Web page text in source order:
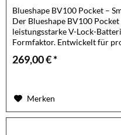
Blueshape BV100 Pocket –
Der Blueshape BV100
leistungsstarke V-Lock-
Formfaktor. Entwickelt für
269,00 € *
Merken